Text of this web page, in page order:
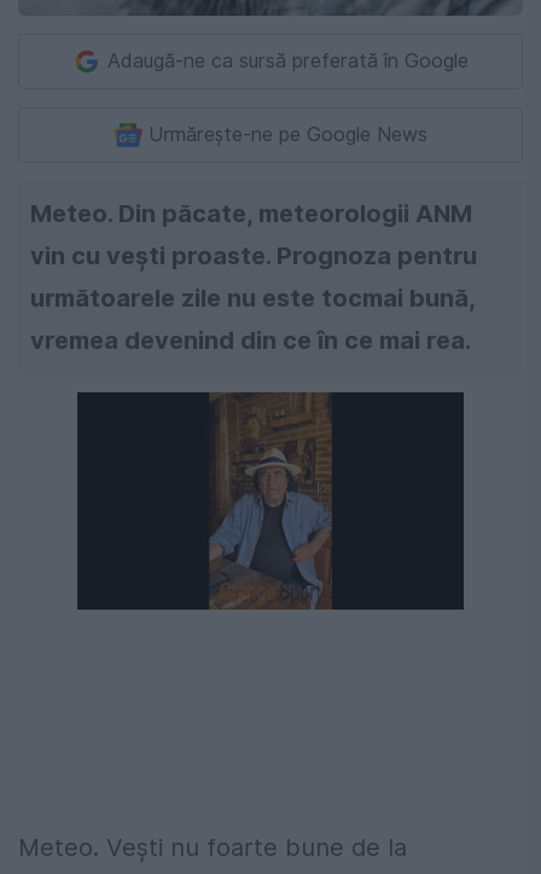
Adaugă-ne ca sursă preferată în Google
Urmărește-ne pe Google News
Meteo. Din păcate, meteorologii ANM
vin cu vești proaste. Prognoza pentru
următoarele zile nu este tocmai bună,
vremea devenind din ce în ce mai rea.
Meteo. Vești nu foarte bune de la